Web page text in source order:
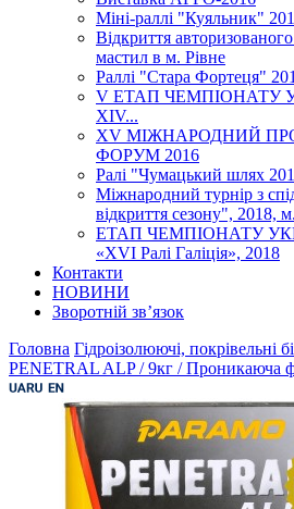
Міні-раллі "Куяльник"
Відкриття авторизованого
мастил в м. Рівне
Раллі "Стара Фортеця"
V ЕТАП ЧЕМПІОНАТУ
XІV...
XV МІЖНАРОДНИЙ
ФОРУМ 2016
Ралі "Чумацький шлях
Міжнародний турнір з
відкриття сезону", 2018,
ЕТАП ЧЕМПІОНАТУ
«XVI Ралі Галіція», 2018
Контакти
НОВИНИ
Зворотній зв’язок
Головна Гідроізолюючі, покрівельні
PENETRAL ALP / 9кг / Проникаюча